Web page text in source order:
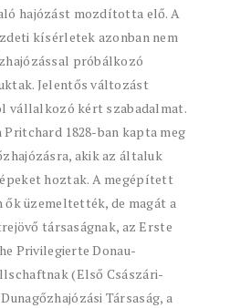
hajózást mozdította elő. A
kísérletek azonban nem
próbálkozó
Jelentős változást
vállalkozó kért szabadalmat.
Pritchard 1828-ban kapta meg
akik az általuk
hoztak. A megépített
ők üzemeltették, de magát a
társaságnak, az Erste
Privilegierte Donau-
(Első Császári-
Társaság, a